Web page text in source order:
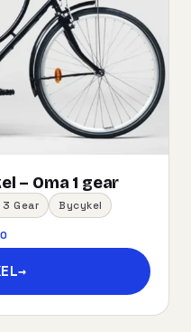
– Oma 1 gear
Gear Bycykel
→